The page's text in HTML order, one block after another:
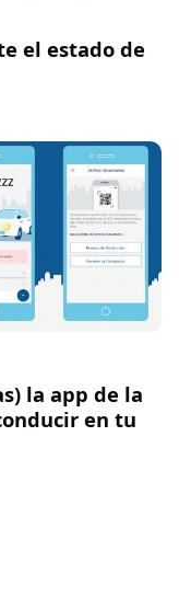
el estado de
la app de la
en tu